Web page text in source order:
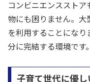
コンビニエンススト
物にも困りません。
を利用することにな
分に完結する環境です。
子育て世代に優